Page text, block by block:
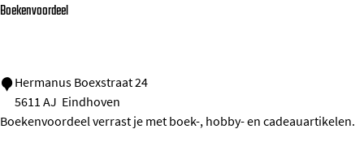
Boekenvoordeel
B
e
Hermanus Boexstraat 24
5611 AJ Eindhoven
Boekenvoordeel verrast je met boek-, hobby- en cadeauartikelen.